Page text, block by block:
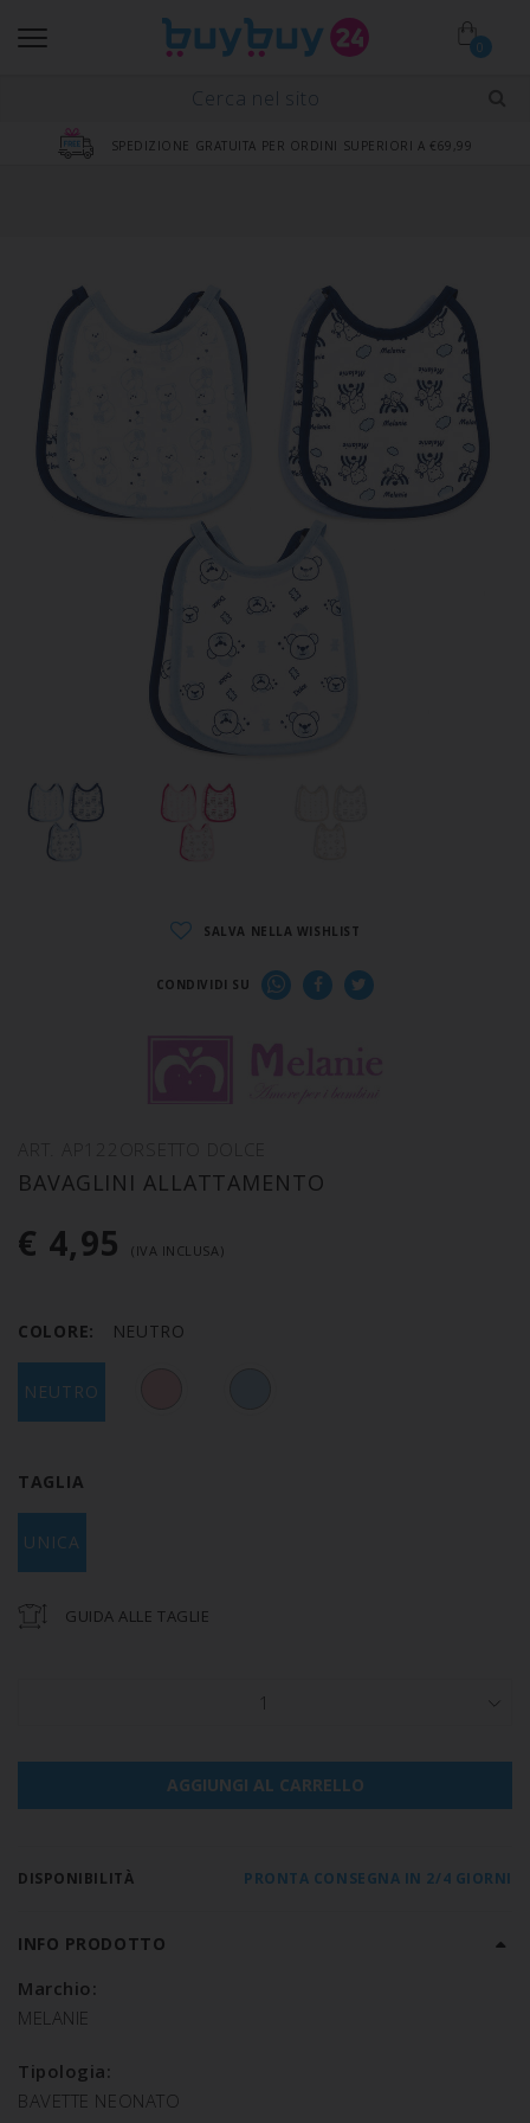
0
SPEDIZIONE GRATUITA PER ORDINI SUPERIORI A €69,99
SALVA NELLA WISHLIST
CONDIVIDI SU
BAVAGLINI ALLATTAMENTO
€ 4,95 (IVA INCLUSA)
COLORE: NEUTRO
NEUTRO
TAGLIA
UNICA
GUIDA ALLE TAGLIE
1
AGGIUNGI AL CARRELLO
DISPONIBILITÀ PRONTA CONSEGNA IN 2/4 GIORNI
INFO PRODOTTO
Marchio:
MELANIE
Tipologia:
BAVETTE NEONATO